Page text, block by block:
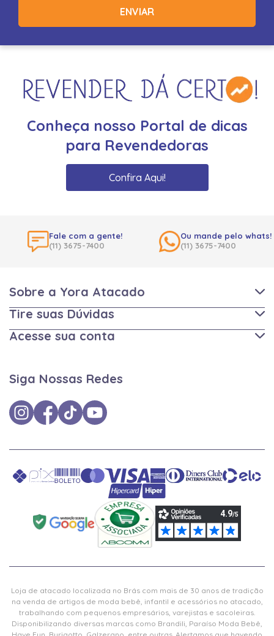
ENVIAR
Conheça nosso Portal de dicas
para Revendedoras
Confira Aqui!
Fale com a gente!
(11) 3675-7400
Ou mande pelo whats!
(11) 3675-7400
Sobre a Yora Atacado
Tire suas Dúvidas
Acesse sua conta
Siga Nossas Redes
Loja de atacado localizada no Brás com mais de 30 anos de tradição
na venda de artigos de moda bebê, infantil e acessórios no atacado,
trabalhando com pequenos empresários, varejistas e sacoleiras.
Disponibilizando diversas marcas como Brandili, Paraíso Moda Bebê,